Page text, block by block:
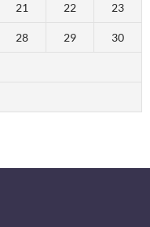
21 22 23
28 29 30